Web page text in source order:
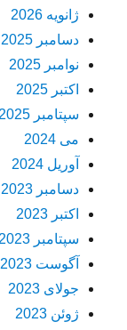
ژانویه 2026
دسامبر 2025
نوامبر 2025
اکتبر 2025
سپتامبر 2025
می 2024
آوریل 2024
دسامبر 2023
اکتبر 2023
سپتامبر 2023
آگوست 2023
جولای 2023
ژوئن 2023